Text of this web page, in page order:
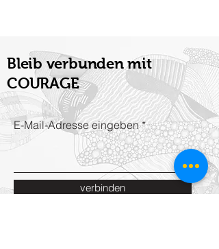
Bleib verbunden mit
COURAGE
E-Mail-Adresse eingeben
verbinden